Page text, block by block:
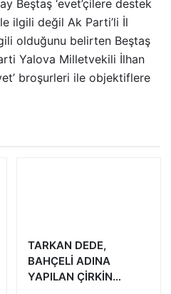
Beştaş ‘evet’çilere destek
ilgili değil Ak Parti’li İl
olduğunu belirten Beştaş
Yalova Milletvekili İlhan
broşurleri ile objektiflere
TARKAN DEDE,
BAHÇELİ ADINA
YAPILAN ÇİRKİN